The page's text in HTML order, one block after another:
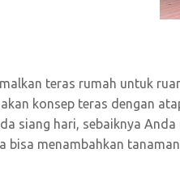
teras rumah untuk
konsep teras dengan
siang hari, sebaiknya
bisa menambahkan